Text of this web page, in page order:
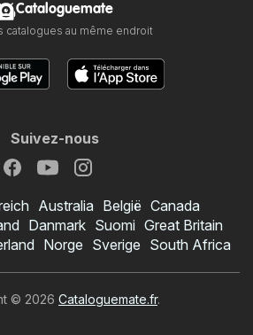
Cataloguemate
catalogues au même endroit
Suivez-nous
Australia België Canada
Danmark Suomi Great Britain
Norge Sverige South Africa
© 2026 Cataloguemate.fr.